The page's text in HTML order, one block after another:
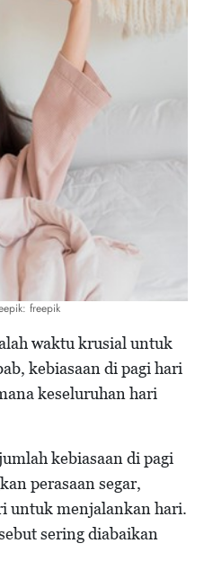
freepik
waktu krusial untuk
kebiasaan di pagi hari
keseluruhan hari
kebiasaan di pagi
perasaan segar,
untuk menjalankan hari.
sering diabaikan